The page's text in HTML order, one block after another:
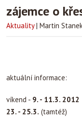
zájemce o
Aktuality | Martin
aktuální informace:
víkend - 9. - 11.3. 2012
23. - 25.3. (tamtéž)